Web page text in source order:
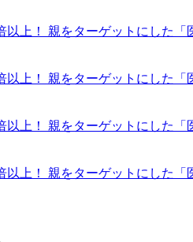
以上！ 親をターゲットにした
以上！ 親をターゲットにした
以上！ 親をターゲットにした
以上！ 親をターゲットにした